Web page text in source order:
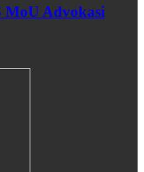
MoU Advokasi